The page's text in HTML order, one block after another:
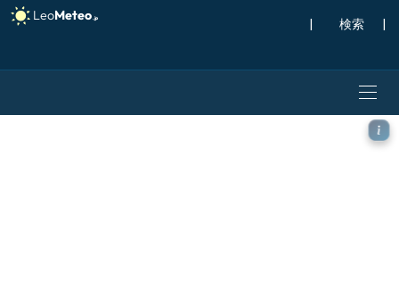
| |
ECMWF AIFS [AI] モデル -